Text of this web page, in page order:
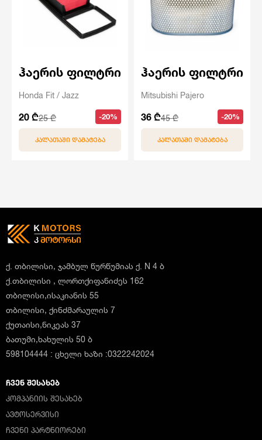
ჰაერის ფილტრი
Honda Fit / Jazz
20 ₾25 ₾ -20%
ᲙᲐᲚᲐᲗᲐᲨᲘ ᲓᲐᲛᲐᲢᲔᲑᲐ
ჰაერის ფილტრი
Mitsubishi Pajero
36 ₾45 ₾ -20%
ᲙᲐᲚᲐᲗᲐᲨᲘ ᲓᲐᲛᲐᲢᲔᲑᲐ
ქ. თბილისი, ჯამბულ წურწუმიას ქ. N 4 ბ
ქ.თბილისი , ლორთქიფანიძეს 162
თბილისი,ისაკიანის 55
თბილისი, ქინძმარაულის 7
ქუთაისი,ნიკეას 37
ბათუმი,ხახულის 50 ბ
598104444 : ცხელი ხაზი :0322242024
ᲩᲕᲔᲜ ᲨᲔᲡᲐᲮᲔᲑ
ᲙᲝᲛᲞᲐᲜᲘᲘᲡ ᲨᲔᲡᲐᲮᲔᲑ
ᲐᲕᲢᲝᲡᲔᲠᲕᲘᲡᲘ
ᲩᲕᲔᲜᲘ ᲞᲐᲠᲢᲜᲘᲝᲠᲔᲑᲘ